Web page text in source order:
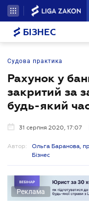
БІЗНЕС
Судова практика
Рахунок у
закритий за
будь-який
31 серпня 2020, 17:07
Автор:
Ольга Баранова,
Бізнес
Реклама